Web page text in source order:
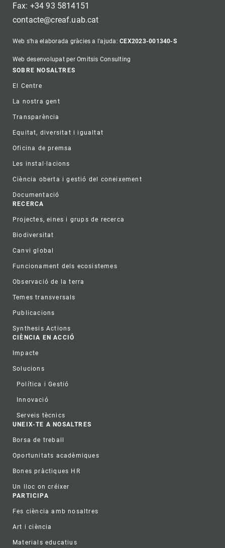
Fax: +34 93 5814151
contacte@creaf.uab.cat
Web s'ha elaborada gràcies a l'ajuda:CEX2023-001340-S
Web desenvolupat per Omitsis Consulting
Footer
SOBRE NOSALTRES
El Centre
La nostra gent
Transparència
Equitat, diversitat i igualtat
Oficina de premsa
Les instal·lacions
Ciència oberta i gestió del coneixement
Documentació
RECERCA
Projectes, eines i grups de recerca
Biodiversitat
Canvi global
Funcionament dels ecosistemes
Observació de la terra
Temes transversals
Publicacions
Synthesis Actions
CIÈNCIA EN ACCIÓ
Impacte
Solucions
Política i Gestió
Innovació
Serveis tècnics
UNEIX-TE A NOSALTRES
Borsa de treball
Oportunitats acadèmiques
Bones pràctiques HR
Un lloc on créixer
PARTICIPA
Fes ciència amb nosaltres
Art i ciència
Materials educatius